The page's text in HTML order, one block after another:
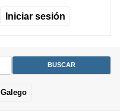
Iniciar sesión
Galego